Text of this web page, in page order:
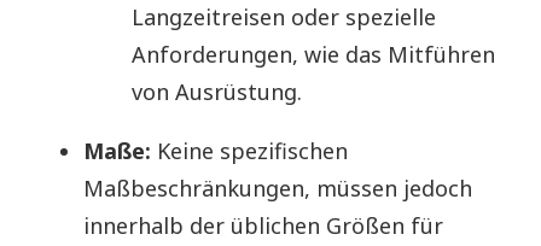
Langzeitreisen oder spezielle
Anforderungen, wie das Mitführen
von Ausrüstung.
Maße: Keine spezifischen
Maßbeschränkungen, müssen jedoch
innerhalb der üblichen Größen für